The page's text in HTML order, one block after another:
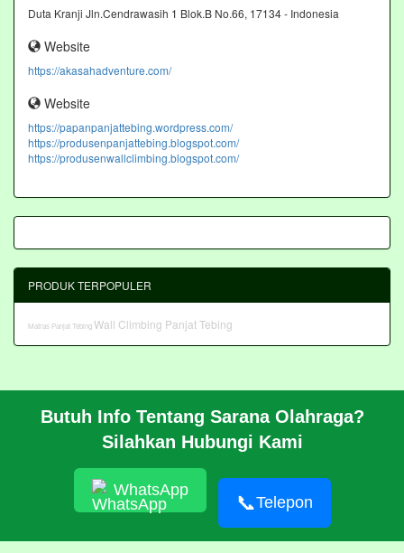
Duta Kranji Jln.Cendrawasih 1 Blok.B No.66, 17134 - Indonesia
Website
https://akasahadventure.com/
Website
https://papanpanjattebing.wordpress.com/
https://produsenpanjattebing.blogspot.com/
https://produsenwallclimbing.blogspot.com/
Butuh Info Tentang Sarana Olahraga?
Silahkan Hubungi Kami
WhatsApp
📞Telepon
PRODUK TERPOPULER
Matras Panjat TebingWall Climbing Panjat Tebing
CARA PESAN
HUBUNGI KAMI
Pembangunan Wall Climbing Di PPLP Banten
© 2026 https://akasahadventure.com/